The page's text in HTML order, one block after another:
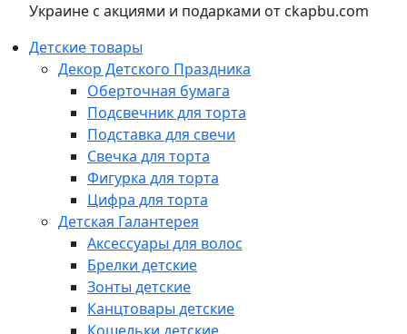
Украине с акциями и подарками от ckapbu.com
Детские товары
Декор Детского Праздника
Оберточная бумага
Подсвечник для торта
Подставка для свечи
Свечка для торта
Фигурка для торта
Цифра для торта
Детская Галантерея
Аксессуары для волос
Брелки детские
Зонты детские
Канцтовары детские